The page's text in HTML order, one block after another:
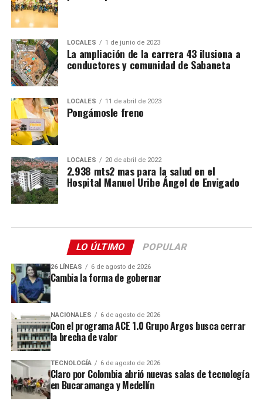
LOCALES 1 de junio de 2023
La ampliación de la carrera 43 ilusiona a
conductores y comunidad de Sabaneta
LOCALES 11 de abril de 2023
Pongámosle freno
LOCALES 20 de abril de 2022
2.938 mts2 mas para la salud en el
Hospital Manuel Uribe Ángel de Envigado
LO ÚLTIMO POPULAR
26 LÍNEAS 6 de agosto de 2026
Cambia la forma de gobernar
NACIONALES 6 de agosto de 2026
Con el programa ACE 1.0 Grupo Argos busca cerrar
la brecha de valor
TECNOLOGÍA 6 de agosto de 2026
Claro por Colombia abrió nuevas salas de tecnología
en Bucaramanga y Medellín